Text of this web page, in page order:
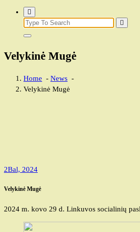
Search
for:
Velykinė Mugė
Home - News -
Velykinė Mugė
2Bal, 2024
Velykinė Mugė
2024 m. kovo 29 d. Linkuvos socialinių